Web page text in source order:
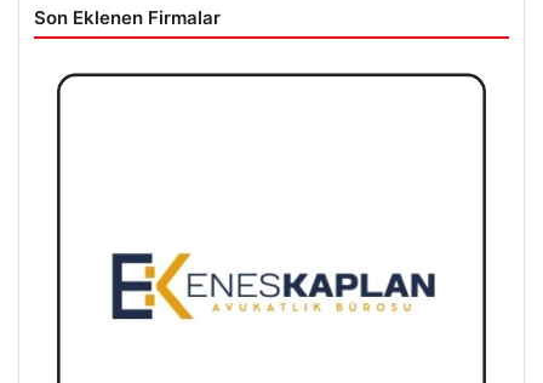
Son Eklenen Firmalar